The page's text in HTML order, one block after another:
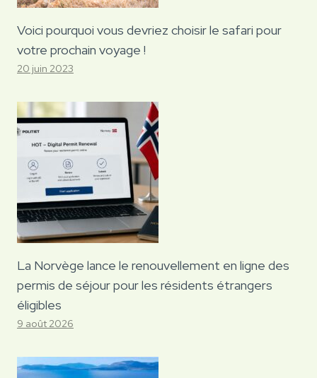
Voici pourquoi vous devriez choisir le safari pour
votre prochain voyage !
20 juin 2023
La Norvège lance le renouvellement en ligne des
permis de séjour pour les résidents étrangers
éligibles
9 août 2026